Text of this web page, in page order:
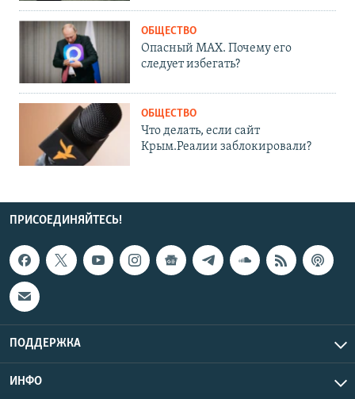
ОБЩЕСТВО
Опасный MAX. Почему его
следует избегать?
ОБЩЕСТВО
Что делать, если сайт
Крым.Реалии заблокировали?
ПРИСОЕДИНЯЙТЕСЬ!
ПОДДЕРЖКА
ИНФО